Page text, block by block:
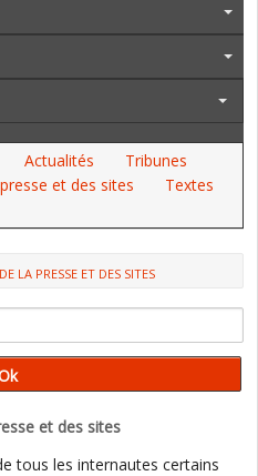
Actualités
Tribunes
et des sites
Textes
LA PRESSE ET DES SITES
et des sites
tous les internautes certains